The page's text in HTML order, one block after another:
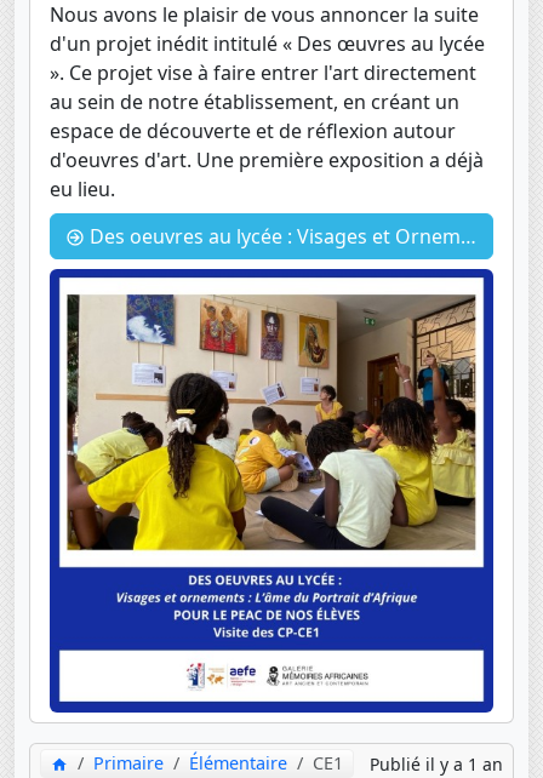
Nous avons le plaisir de vous annoncer la suite
d'un projet inédit intitulé « Des œuvres au lycée
». Ce projet vise à faire entrer l'art directement
au sein de notre établissement, en créant un
espace de découverte et de réflexion autour
d'oeuvres d'art. Une première exposition a déjà
eu lieu.
Des oeuvres au lycée : Visages et Ornements : L’Âme du Portrait Africain
Primaire Élémentaire CE1 Publié il y a 1 an